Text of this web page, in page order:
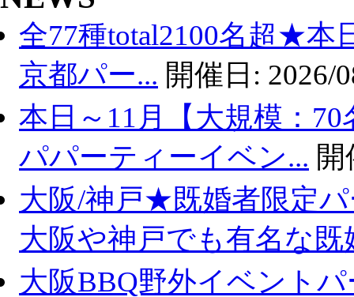
全77種total2100名超★本
京都パー... 開催日: 2026/
本日～11月【大規模：
パパーティーイベン...
大阪/神戸★既婚者限定
大阪や神戸でも有名な既
大阪BBQ野外イベント